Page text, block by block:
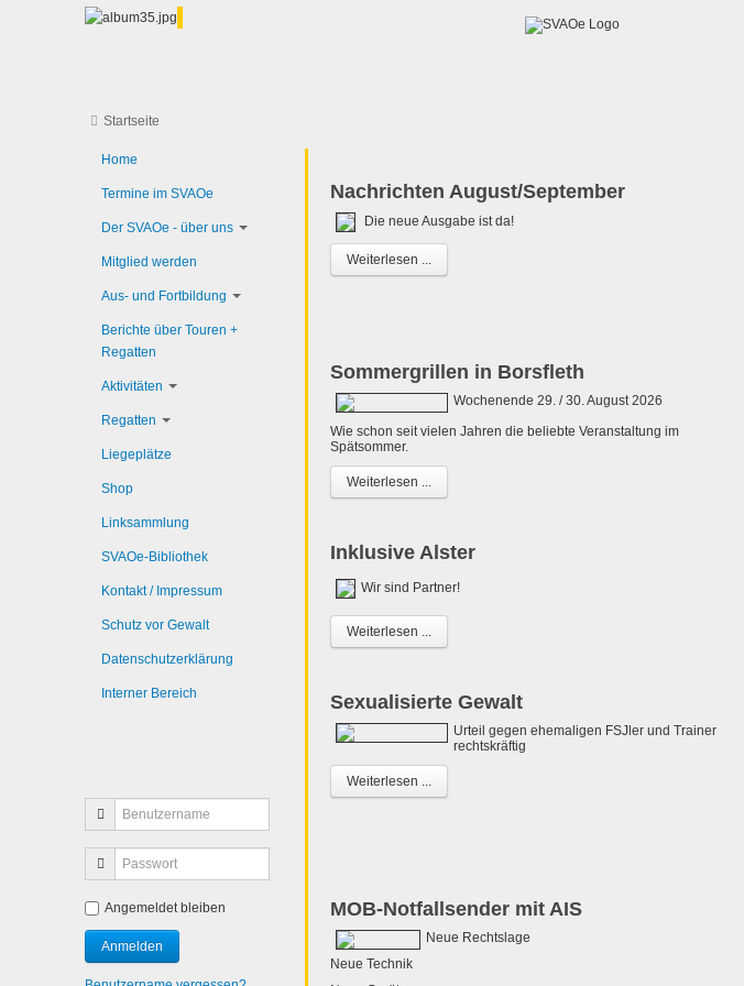
Startseite
Nachrichten August/September
Die neue Ausgabe ist da!
Weiterlesen ...
Sommergrillen in Borsfleth
Wochenende 29. / 30. August 2026
Wie schon seit vielen Jahren die beliebte Veranstaltung im
Spätsommer.
Weiterlesen ...
Inklusive Alster
Wir sind Partner!
Weiterlesen ...
Sexualisierte Gewalt
Urteil gegen ehemaligen FSJler und Trainer
rechtskräftig
Weiterlesen ...
MOB-Notfallsender mit AIS
Neue Rechtslage
Neue Technik
Home
Termine im SVAOe
Der SVAOe - über uns
Mitglied werden
Aus- und Fortbildung
Berichte über Touren +
Regatten
Aktivitäten
Regatten
Liegeplätze
Shop
Linksammlung
SVAOe-Bibliothek
Kontakt / Impressum
Schutz vor Gewalt
Datenschutzerklärung
Interner Bereich
Angemeldet bleiben